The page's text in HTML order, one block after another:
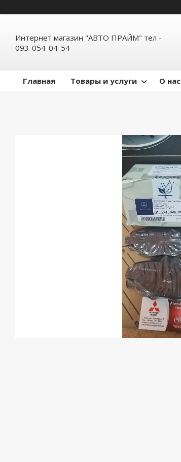
Интернет магазин "АВТО ПРАЙМ" тел -
093-054-04-54
Главная Товары и услуги О нас